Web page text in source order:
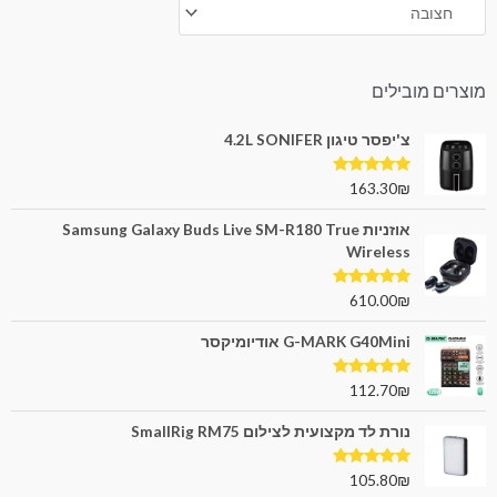
מוצרים מובילים
צ'יפסר טיגון 4.2L SONIFER
דורג 5.00
163.30₪
אוזניות Samsung Galaxy Buds Live SM-R180 True
Wireless
דורג5.00
610.00₪
G-MARK G40Mini אודיומיקסר
דורג 5.00
112.70₪
נורת לד מקצועית לצילום SmallRig RM75
דורג5.00
105.80₪